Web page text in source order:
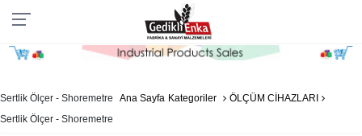
Sertlik Ölçer - Shoremetre Ana Sayfa Kategoriler
ÖLÇÜM CİHAZLARI
Sertlik Ölçer - Shoremetre